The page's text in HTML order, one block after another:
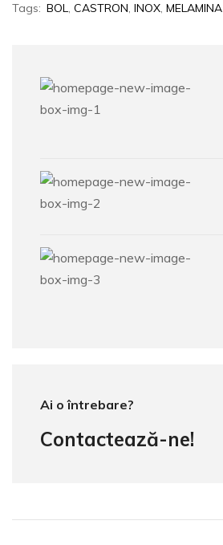
Tags: BOL, CASTRON, INOX, MELAMINA
Ai o întrebare?
Contactează-ne!